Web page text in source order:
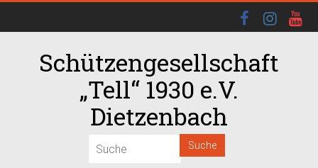
Schützengesellschaft
„Tell“ 1930 e.V.
Dietzenbach